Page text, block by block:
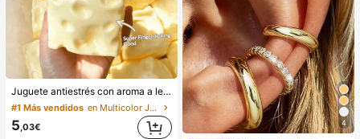
Juguete antiestrés con aroma a leche dulce de TPR suave y esponjoso con forma de dumpling, adorno divertido y lindo de 5 cm para apretar, regalo práctico y de moda, adecuado para cumpleaños, Pascua, Halloween, Navidad y varios regalos de fiesta, mejora el estado de ánimo
#1 Más vendidos en Multicolor Juguetes para apretar para adolescen
5 ,03€ 4